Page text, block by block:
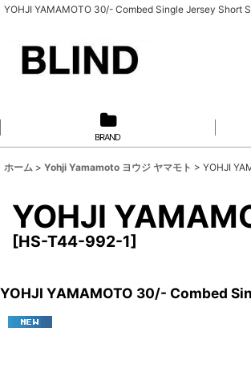
YOHJI YAMAMOTO 30/- Combed Single Jersey Short
BRAND
ホーム > Yohji Yamamoto ヨウジ ヤマモト > YOHJI
YOHJI
[HS-T44-992-1]
YOHJI YAMAMOTO 30/- Combed